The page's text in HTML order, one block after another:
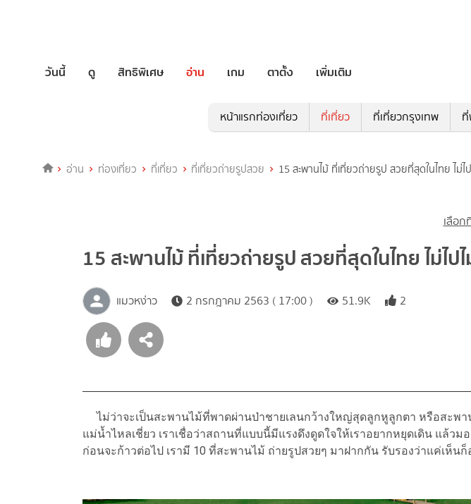
วันนี้ ดู สิทธิพิเศษ อ่าน เกม ตาตั้ง เพิ่มเติม
หน้าแรกท่องเที่ยว ที่เที่ยว ที่เที่ยวกรุงเทพ
อ่าน ท่องเที่ยว ที่เที่ยว ที่เที่ยวถ่ายรูปสวย 15 สะพานไม้ ที่เที่ยวถ่ายรูป สวยที่สุดในไทย ไม่ไ
เลือก
15 สะพานไม้ ที่เที่ยวถ่ายรูป สวยที่สุดในไทย ไม่ไป
แมวหง่าว 2 กรกฎาคม 2563 ( 17:00 ) 51.9K 2
ไม่ว่าจะเป็นสะพานไม้ที่พาดผ่านป่าชายเลนกว้างใหญ่สุดลูกหูลูกตา หรือสะพ
แม่น้ำไหลเชี่ยว เราเชื่อว่าสถานที่แบบนี้มีแรงดึงดูดใจให้เราอยากหยุดเดิน แล้วม
ก่อนจะก้าวต่อไป เรามี 10 ที่สะพานไม้ ถ่ายรูปสวยๆ มาฝากกัน รับรองว่าแค่เห็นก็